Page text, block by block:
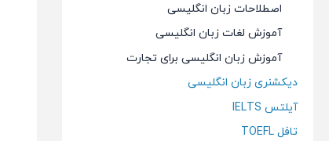
اصطلاحات زبان انگلیسی
آموزش لغات زبان انگلیسی
آموزش زبان انگلیسی برای تجارت
دیکشنری زبان انگلیسی
آیلتس IELTS
تافل TOEFL